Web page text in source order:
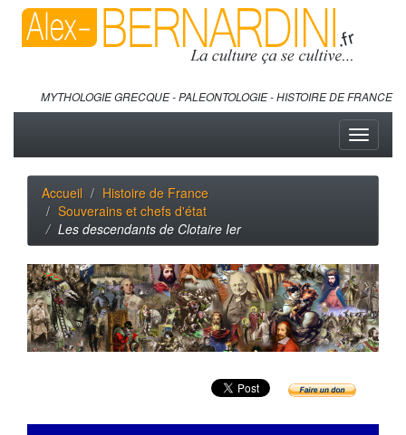
MYTHOLOGIE GRECQUE - PALEONTOLOGIE - HISTOIRE DE FRANCE
Toggle
Accueil
Histoire de France
Souverains et chefs d'état
Les descendants de Clotaire Ier